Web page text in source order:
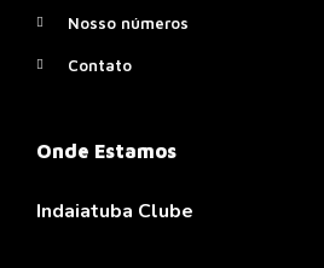
Nosso números
Contato
Onde Estamos
Indaiatuba Clube